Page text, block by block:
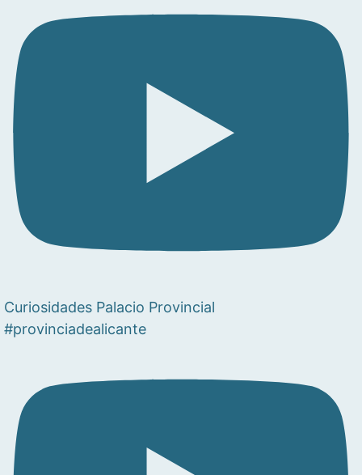
Curiosidades Palacio Provincial
#provinciadealicante